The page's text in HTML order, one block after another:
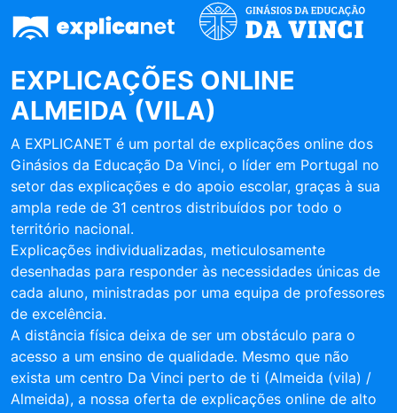
EXPLICAÇÕES ONLINE
ALMEIDA (VILA)
A EXPLICANET é um portal de explicações online dos
Ginásios da Educação Da Vinci, o líder em Portugal no
setor das explicações e do apoio escolar, graças à sua
ampla rede de 31 centros distribuídos por todo o
território nacional.
Explicações individualizadas, meticulosamente
desenhadas para responder às necessidades únicas de
cada aluno, ministradas por uma equipa de professores
de excelência.
A distância física deixa de ser um obstáculo para o
acesso a um ensino de qualidade. Mesmo que não
exista um centro Da Vinci perto de ti (Almeida (vila) /
Almeida), a nossa oferta de explicações online de alto